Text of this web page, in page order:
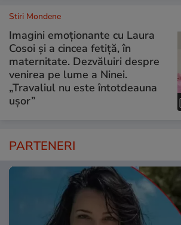
Stiri Mondene
Imagini emoționante cu Laura
Cosoi și a cincea fetiță, în
maternitate. Dezvăluiri despre
venirea pe lume a Ninei.
„Travaliul nu este întotdeauna
ușor”
PARTENERI